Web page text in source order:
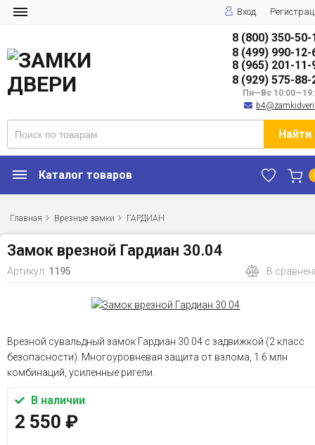
Вход
8 (800) 350-50-
8 (499) 990-12-
8 (965) 201-11-
8 (929) 575-88-
Пн—Вс
Найти
Каталог товаров
Главная Врезные замки ГАРДИАН
Замок врезной Гардиан 30.04
Артикул: 1195 В
Врезной сувальдный замок Гардиан 30.04 с задвижкой (2 класс
безопасности). Многоуровневая защита от взлома, 1.6 млн
комбинаций, усиленные ригели.
В наличии
2 550 ₽